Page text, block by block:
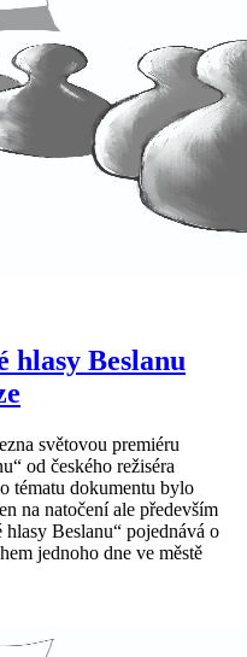
hlasy Beslanu
světovou premiéru
od českého režiséra
tématu dokumentu bylo
na natočení ale především
Beslanu“ pojednává o
jednoho dne ve městě